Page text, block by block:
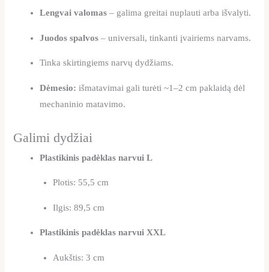
Lengvai valomas – galima greitai nuplauti arba išvalyti.
Juodos spalvos – universali, tinkanti įvairiems narvams.
Tinka skirtingiems narvų dydžiams.
Dėmesio: išmatavimai gali turėti ~1–2 cm paklaidą dėl
mechaninio matavimo.
Galimi dydžiai
Plastikinis padėklas narvui L
Plotis: 55,5 cm
Ilgis: 89,5 cm
Plastikinis padėklas narvui XXL
Aukštis: 3 cm